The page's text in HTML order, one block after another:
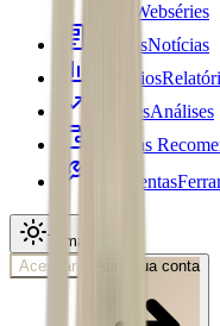
Webséries
NotíciasNotícias
Relatórios
AnálisesAnálises
Carteiras
Ferramentas
Tema
Acessar
Abra sua conta